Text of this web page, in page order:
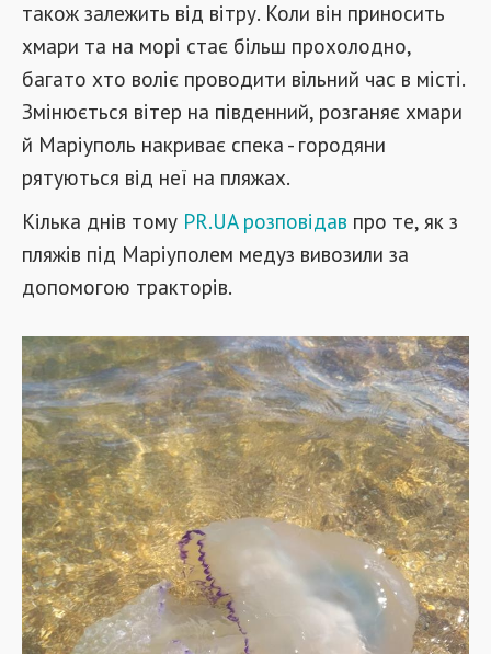
також залежить від вітру. Коли він приносить
хмари та на морі стає більш прохолодно,
багато хто воліє проводити вільний час в місті.
Змінюється вітер на південний, розганяє хмари
й Маріуполь накриває спека - городяни
рятуються від неї на пляжах.
Кілька днів тому PR.UA розповідав про те, як з
пляжів під Маріуполем медуз вивозили за
допомогою тракторів.